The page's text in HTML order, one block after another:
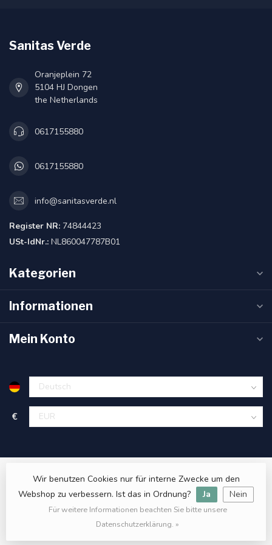
Sanitas Verde
Oranjeplein 72
5104 HJ Dongen
the Netherlands
0617155880
0617155880
info@sanitasverde.nl
Register NR: 74844423
USt-IdNr.: NL860047787B01
Kategorien
Informationen
Mein Konto
€
© Copyright 2026 Sanitas Verde- Powered byLightspeed- Theme
byDyvelopment
Wir benutzen Cookies nur für interne Zwecke um den
Webshop zu verbessern. Ist das in Ordnung?
Ja Nein
Für weitere Informationen beachten Sie bitte unsere
Datenschutzerklärung. »